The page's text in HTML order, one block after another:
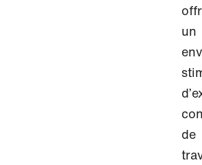
un
de